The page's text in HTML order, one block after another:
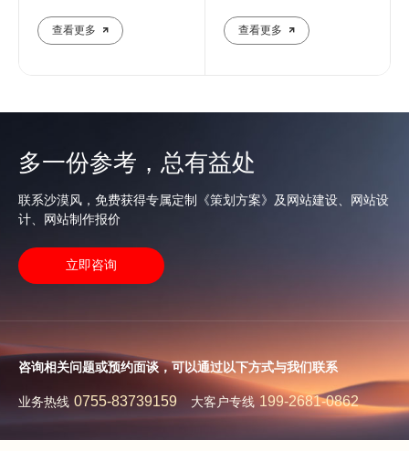
查看更多 查看更多
多一份参考，总有益处
联系沙漠风，免费获得专属定制《策划方案》及网站建设、网站设
计、网站制作报价
立即咨询
咨询相关问题或预约面谈，可以通过以下方式与我们联系
业务热线 0755-83739159 大客户专线 199-2681-0862